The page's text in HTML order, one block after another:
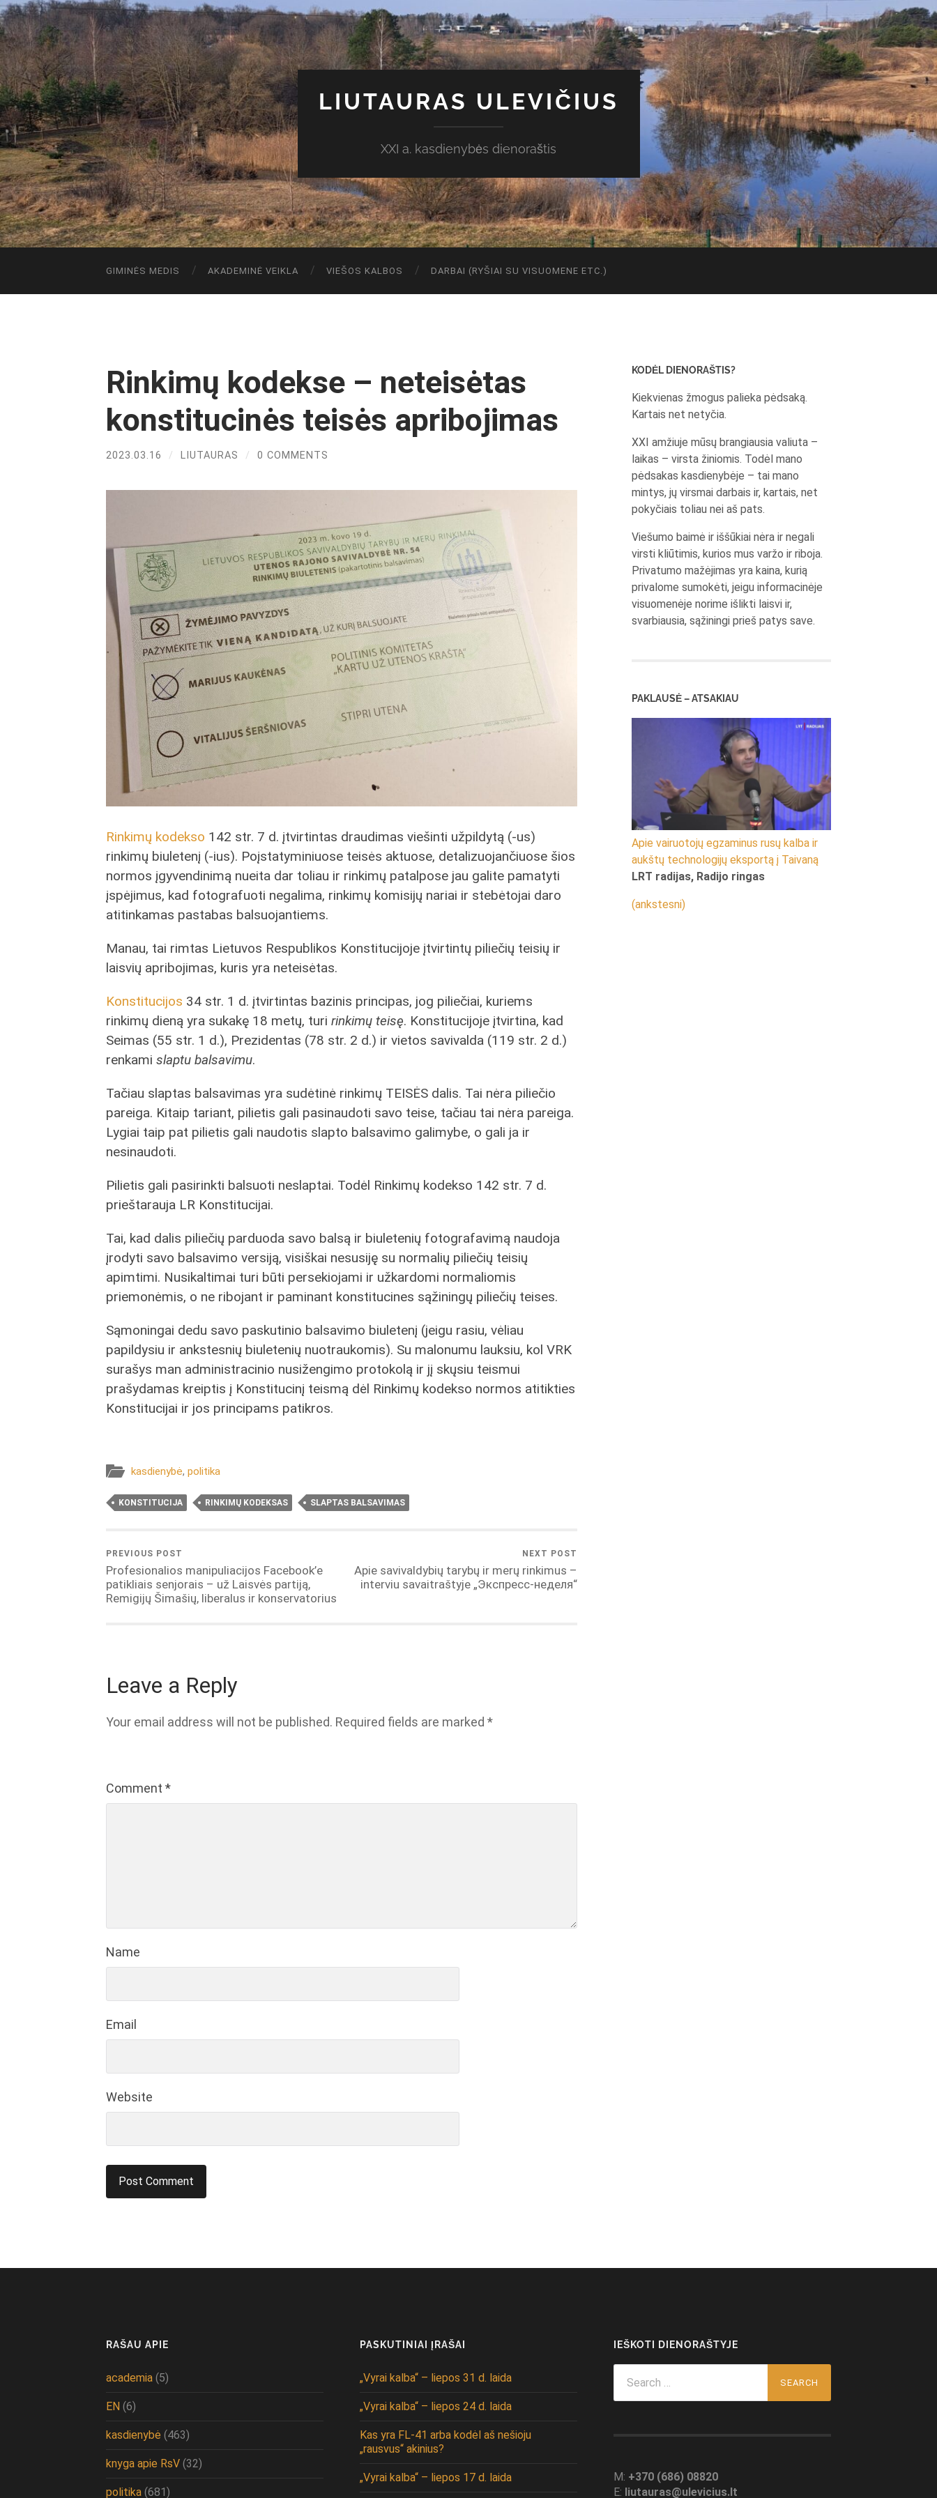
LIUTAURAS ULEVIČIUS
XXI a. kasdienybės dienoraštis
GIMINĖS MEDIS AKADEMINĖ VEIKLA VIEŠOS KALBOS DARBAI (RYŠIAI SU VISUOMENE ETC.)
Rinkimų kodekse – neteisėtas
konstitucinės teisės apribojimas
2023.03.16 / LIUTAURAS / 0 COMMENTS
Rinkimų kodekso 142 str. 7 d. įtvirtintas draudimas viešinti užpildytą (-us)
rinkimų biuletenį (-ius). Poįstatyminiuose teisės aktuose, detalizuojančiuose šios
normos įgyvendinimą nueita dar toliau ir rinkimų patalpose jau galite pamatyti
įspėjimus, kad fotografuoti negalima, rinkimų komisijų nariai ir stebėtojai daro
atitinkamas pastabas balsuojantiems.
Manau, tai rimtas Lietuvos Respublikos Konstitucijoje įtvirtintų piliečių teisių ir
laisvių apribojimas, kuris yra neteisėtas.
Konstitucijos 34 str. 1 d. įtvirtintas bazinis principas, jog piliečiai, kuriems
rinkimų dieną yra sukakę 18 metų, turi rinkimų teisę. Konstitucijoje įtvirtina, kad
Seimas (55 str. 1 d.), Prezidentas (78 str. 2 d.) ir vietos savivalda (119 str. 2 d.)
renkami slaptu balsavimu.
Tačiau slaptas balsavimas yra sudėtinė rinkimų TEISĖS dalis. Tai nėra piliečio
pareiga. Kitaip tariant, pilietis gali pasinaudoti savo teise, tačiau tai nėra pareiga.
Lygiai taip pat pilietis gali naudotis slapto balsavimo galimybe, o gali ja ir
nesinaudoti.
Pilietis gali pasirinkti balsuoti neslaptai. Todėl Rinkimų kodekso 142 str. 7 d.
prieštarauja LR Konstitucijai.
Tai, kad dalis piliečių parduoda savo balsą ir biuletenių fotografavimą naudoja
įrodyti savo balsavimo versiją, visiškai nesusiję su normalių piliečių teisių
apimtimi. Nusikaltimai turi būti persekiojami ir užkardomi normaliomis
priemonėmis, o ne ribojant ir paminant konstitucines sąžiningų piliečių teises.
Sąmoningai dedu savo paskutinio balsavimo biuletenį (jeigu rasiu, vėliau
papildysiu ir ankstesnių biuletenių nuotraukomis). Su malonumu lauksiu, kol VRK
surašys man administracinio nusižengimo protokolą ir jį skųsiu teismui
prašydamas kreiptis į Konstitucinį teismą dėl Rinkimų kodekso normos atitikties
Konstitucijai ir jos principams patikros.
kasdienybė, politika
KONSTITUCIJA RINKIMŲ KODEKSAS SLAPTAS BALSAVIMAS
PREVIOUS POST
Profesionalios manipuliacijos Facebook’e
patikliais senjorais – už Laisvės partiją,
Remigijų Šimašių, liberalus ir konservatorius
NEXT POST
Apie savivaldybių tarybų ir merų rinkimus –
interviu savaitraštyje „Экспресс-неделя“
Leave a Reply
Your email address will not be published. Required fields are marked *
Comment *
Name
Email
Website
KODĖL DIENORAŠTIS?
Kiekvienas žmogus palieka pėdsaką.
Kartais net netyčia.
XXI amžiuje mūsų brangiausia valiuta –
laikas – virsta žiniomis. Todėl mano
pėdsakas kasdienybėje – tai mano
mintys, jų virsmai darbais ir, kartais, net
pokyčiais toliau nei aš pats.
Viešumo baimė ir iššūkiai nėra ir negali
virsti kliūtimis, kurios mus varžo ir riboja.
Privatumo mažėjimas yra kaina, kurią
privalome sumokėti, jeigu informacinėje
visuomenėje norime išlikti laisvi ir,
svarbiausia, sąžiningi prieš patys save.
PAKLAUSĖ – ATSAKIAU
Apie vairuotojų egzaminus rusų kalba ir
aukštų technologijų eksportą į Taivaną
LRT radijas, Radijo ringas
(ankstesni)
RAŠAU APIE
academia (5)
EN (6)
kasdienybė (463)
knyga apie RsV (32)
politika (681)
PASKUTINIAI ĮRAŠAI
„Vyrai kalba“ – liepos 31 d. laida
„Vyrai kalba“ – liepos 24 d. laida
Kas yra FL-41 arba kodėl aš nešioju
„rausvus“ akinius?
„Vyrai kalba“ – liepos 17 d. laida
IEŠKOTI DIENORAŠTYJE
for:
M: +370 (686) 08820
E: liutauras@ulevicius.lt